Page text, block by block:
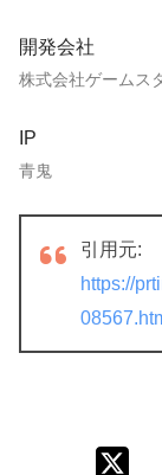
開発会社
株式会社ゲームス
IP
青鬼
引用元:
https://